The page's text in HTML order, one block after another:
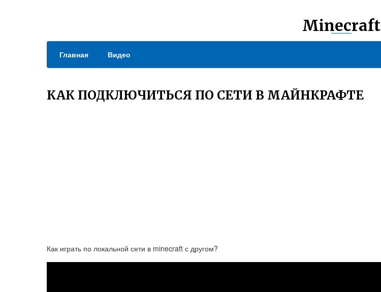
Minecraft
Главная Видео
КАК ПОДКЛЮЧИТЬСЯ ПО СЕТИ В МАЙНКРАФТЕ
Как играть по локальной сети в minecraft с другом?